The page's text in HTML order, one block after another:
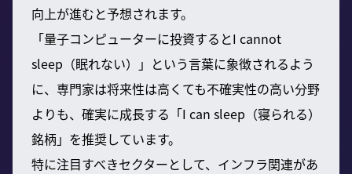
向上が進むと予想されます。
「量子コンピューターに投資するとI cannot
sleep（眠れない）」という言葉に象徴されるよう
に、専門家は将来性は高くても不確実性の高い分野
よりも、確実に成長する「I can sleep（寝られる）
銘柄」を推奨しています。
特に注目すべきセクターとして、インフラ関連があ